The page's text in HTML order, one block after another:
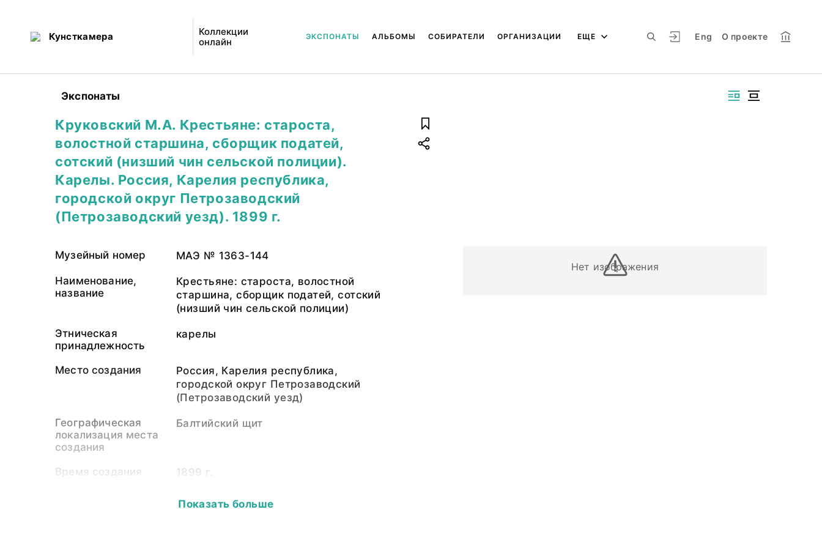
Кунсткамера
Коллекции
онлайн
Eng О проекте
ЭКСПОНАТЫ АЛЬБОМЫ СОБИРАТЕЛИ ОРГАНИЗАЦИИ ЕЩЕ
Экспонаты
Нет изображения
Круковский М.А. Крестьяне: староста,
волостной старшина, сборщик податей,
сотский (низший чин сельской полиции).
Карелы. Россия, Карелия республика,
городской округ Петрозаводский
(Петрозаводский уезд). 1899 г.
Музейный номер МАЭ № 1363-144
Наименование,
название
Крестьяне: староста, волостной
старшина, сборщик податей, сотский
(низший чин сельской полиции)
Этническая
принадлежность
карелы
Место создания
Россия, Карелия республика,
городской округ Петрозаводский
(Петрозаводский уезд)
Географическая
локализация места
создания
Балтийский щит
Время создания 1899 г.
Круковский Михаил Антонович (1865 -
1936)
Показать больше